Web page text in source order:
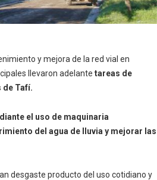
y mejora de la red vial en
llevaron adelante tareas de
de Tafí.
el uso de maquinaria
del agua de lluvia y mejorar las
desgaste producto del uso cotidiano y